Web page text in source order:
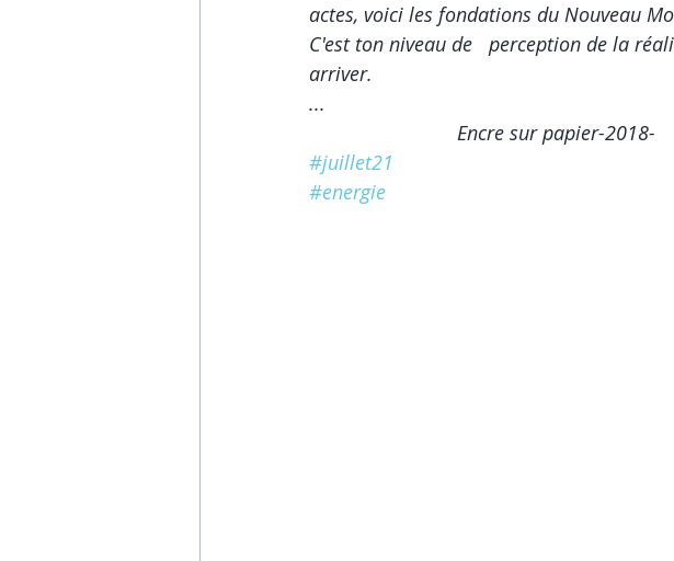
actes, voici les fondations du Nouveau
C'est ton niveau de   perception de la
arriver.
                           Encre sur papier-2018-
#juillet21
#energie